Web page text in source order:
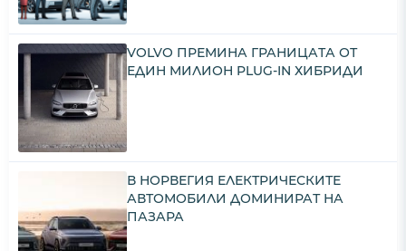
VOLVO ПРЕМИНА ГРАНИЦАТА ОТ
ЕДИН МИЛИОН PLUG-IN ХИБРИДИ
В НОРВЕГИЯ ЕЛЕКТРИЧЕСКИТЕ
АВТОМОБИЛИ ДОМИНИРАТ НА
ПАЗАРА